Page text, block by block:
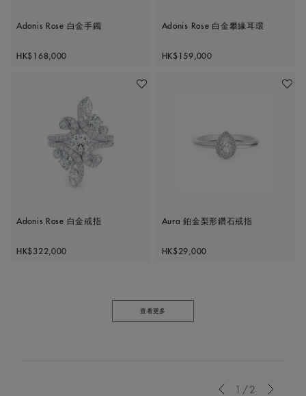
Adonis Rose 白金手鐲
Original price
HK$168,000
Adonis Rose 白金攀緣耳環
Original price
HK$159,000
加入喜愛清單
Adonis Rose 白金戒指
Original price
HK$322,000
加入喜
Aura 鉑金梨形鑽石戒指
Original price
HK$29,000
查看更多
1/2